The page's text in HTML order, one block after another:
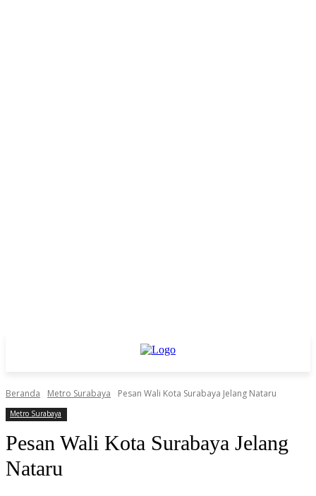
Beranda Metro Surabaya Pesan Wali Kota Surabaya Jelang Nataru
Metro Surabaya
Pesan Wali Kota Surabaya Jelang
Nataru